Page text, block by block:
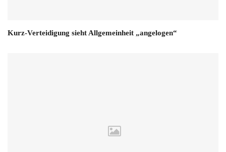
Kurz-Verteidigung sieht Allgemeinheit „angelogen“